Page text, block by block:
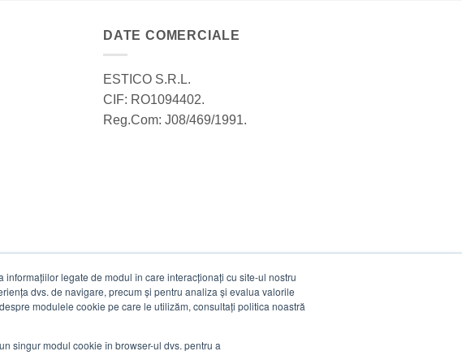
legate de modul în care interacționați cu site-ul nostru
dvs. de navigare, precum și pentru analiza și evalua valorile
modulele cookie pe care le utilizăm, consultați politica noastră
singur modul cookie în browser-ul dvs. pentru a
DATE COMERCIALE
ESTICO S.R.L.
CIF: RO1094402.
Reg.Com: J08/469/1991.